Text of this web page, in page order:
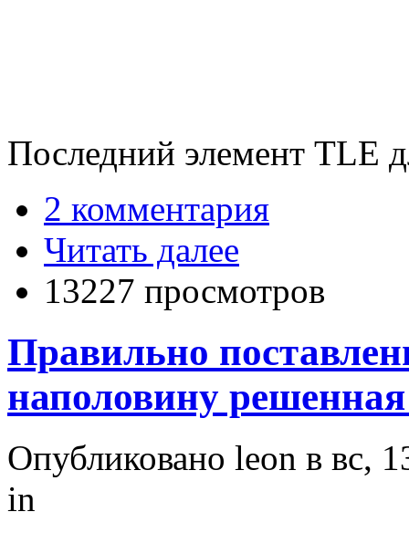
Последний элемент TLE
2 комментария
Читать далее
13227 просмотров
Правильно
наполовину решенная
Опубликовано leon в вс,
in